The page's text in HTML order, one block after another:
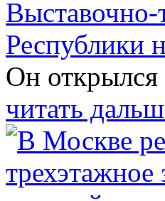
Выставочно-
Республики
Он открылся
читать